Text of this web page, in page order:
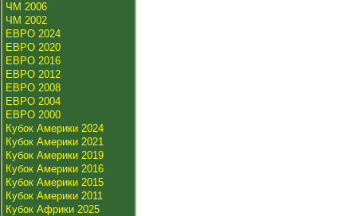
ЧМ 2006
ЧМ 2002
ЕВРО 2024
ЕВРО 2020
ЕВРО 2016
ЕВРО 2012
ЕВРО 2008
ЕВРО 2004
ЕВРО 2000
Кубок Америки 2024
Кубок Америки 2021
Кубок Америки 2019
Кубок Америки 2016
Кубок Америки 2015
Кубок Америки 2011
Кубок Африки 2025